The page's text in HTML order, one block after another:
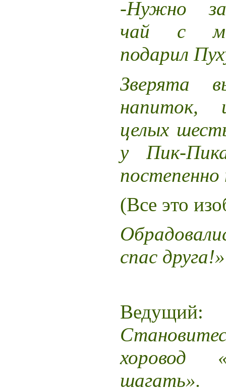
-Нужно
чай с
подарил
Зверята
напиток,
целых
у Пик-
постепенно
(Все это
спас друга!»
хоровод
шагать».